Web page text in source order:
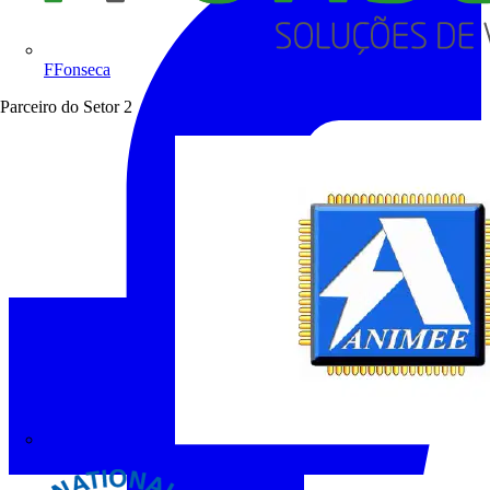
FFonseca
Parceiro do Setor 2